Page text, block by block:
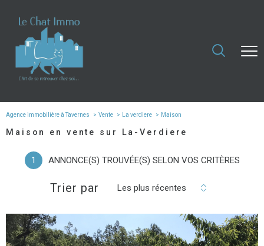
Agence immobilière à Tavernes Vente La verdiere Maison
Maison en vente sur La-Verdiere
1 ANNONCE(S) TROUVÉE(S) SELON VOS CRITÈRES
Trier par Les plus récentes